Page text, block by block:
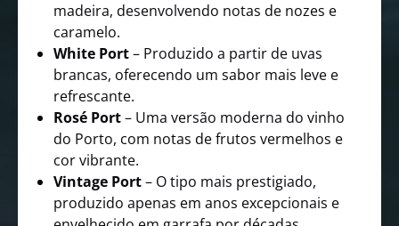
madeira, desenvolvendo notas de nozes e
caramelo.
White Port– Produzido a partir de uvas
brancas, oferecendo um sabor mais leve e
refrescante.
Rosé Port– Uma versão moderna do vinho
do Porto, com notas de frutos vermelhos e
cor vibrante.
Vintage Port– O tipo mais prestigiado,
produzido apenas em anos excepcionais e